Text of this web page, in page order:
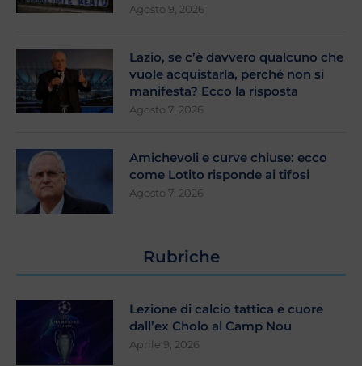
Agosto 9, 2026
Lazio, se c’è davvero qualcuno che
vuole acquistarla, perché non si
manifesta? Ecco la risposta
Agosto 7, 2026
Amichevoli e curve chiuse: ecco
come Lotito risponde ai tifosi
Agosto 7, 2026
Rubriche
Lezione di calcio tattica e cuore
dall’ex Cholo al Camp Nou
Aprile 9, 2026